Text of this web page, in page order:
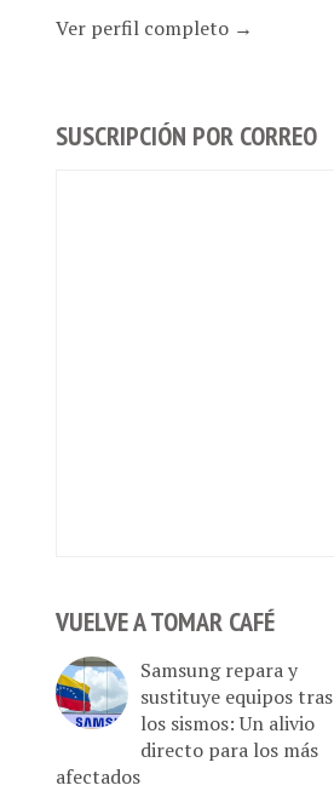
Ver perfil completo →
SUSCRIPCIÓN POR CORREO
VUELVE A TOMAR CAFÉ
Samsung repara y
sustituye equipos tras
los sismos: Un alivio
directo para los más
afectados